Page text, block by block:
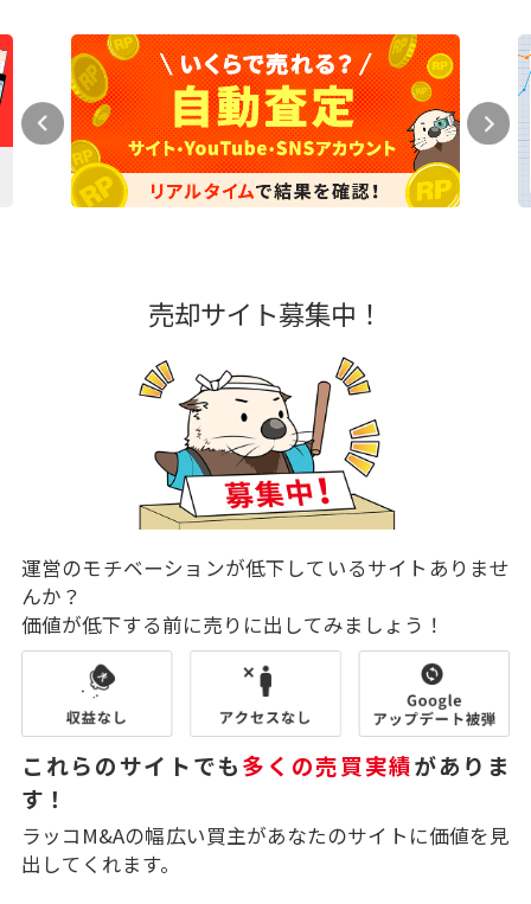
売却サイト募集中！
運営のモチベーションが低下しているサイトありませ
んか？
価値が低下する前に売りに出してみましょう！
これらのサイトでも多くの売買実績がありま
す！
ラッコM&Aの幅広い買主があなたのサイトに価値を見
出してくれます。